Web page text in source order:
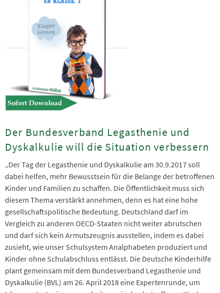
Der Bundesverband Legasthenie und
Dyskalkulie will die Situation verbessern
„Der Tag der Legasthenie und Dyskalkulie am 30.9.2017 soll
dabei helfen, mehr Bewusstsein für die Belange der betroffenen
Kinder und Familien zu schaffen. Die Öffentlichkeit muss sich
diesem Thema verstärkt annehmen, denn es hat eine hohe
gesellschaftspolitische Bedeutung. Deutschland darf im
Vergleich zu anderen OECD-Staaten nicht weiter abrutschen
und darf sich kein Armutszeugnis ausstellen, indem es dabei
zusieht, wie unser Schulsystem Analphabeten produziert und
Kinder ohne Schulabschluss entlässt. Die Deutsche Kinderhilfe
plant gemeinsam mit dem Bundesverband Legasthenie und
Dyskalkulie (BVL) am 26. April 2018 eine Expertenrunde, um